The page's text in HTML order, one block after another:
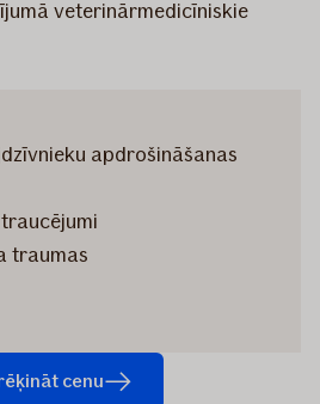
veterinārmedicīniskie
apdrošināšanas
traumas
cenu